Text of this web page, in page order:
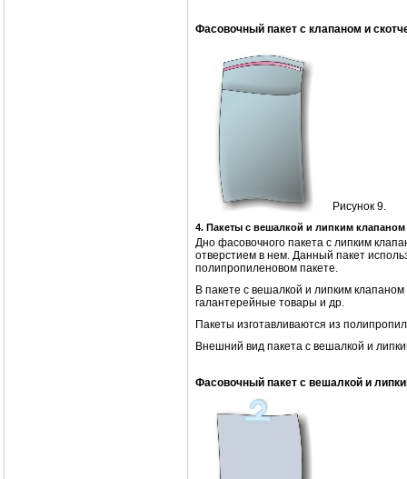
Фасовочный пакет с клапаном и
Рисунок 9.
4. Пакеты с вешалкой и липким клапаном
Дно фасовочного пакета с липким
отверстием в нем. Данный пакет
полипропиленовом пакете.
В пакете с вешалкой и липким
галантерейные товары и др.
Пакеты изготавливаются из
Внешний вид пакета с вешалкой и
Фасовочный пакет с вешалкой и